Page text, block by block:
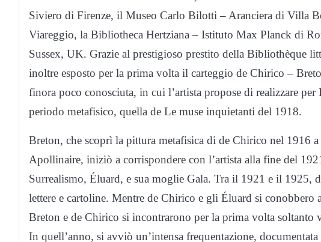
Siviero di Firenze, il Museo Carlo Bilotti – Aranciera di Villa
Viareggio, la Bibliotheca Hertziana – Istituto Max Planck di
Sussex, UK. Grazie al prestigioso prestito della Bibliothèque
inoltre esposto per la prima volta il carteggio de Chirico –
finora poco conosciuta, in cui l’artista propose di realizzare
periodo metafisico, quella de Le muse inquietanti del 1918.
Breton, che scoprì la pittura metafisica di de Chirico nel 1916
Apollinaire, iniziò a corrispondere con l’artista alla fine del
Surrealismo, Éluard, e sua moglie Gala. Tra il 1921 e il 1925,
lettere e cartoline. Mentre de Chirico e gli Éluard si conobbero
Breton e de Chirico si incontrarono per la prima volta soltanto
In quell’anno, si avviò un’intensa frequentazione,